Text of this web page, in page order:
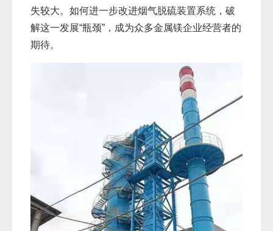
失较大。如何进一步改进烟气脱硫装置系统，破
解这一发展“瓶颈”，成为众多金属镁企业经营者的
期待。